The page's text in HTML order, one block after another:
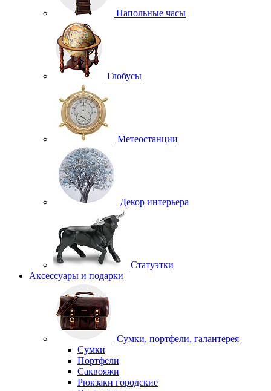
Напольные часы
Глобусы
Метеостанции
Декор интерьера
Статуэтки
Аксессуары и подарки
Сумки, портфели, галантерея
Сумки
Портфели
Саквояжи
Рюкзаки городские